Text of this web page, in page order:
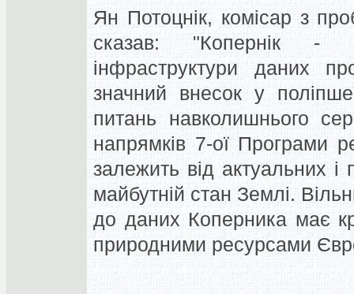
Ян Потоцнік, комісар з
сказав: "Копернік -
інфраструктури даних
значний внесок у
питань навколишнього
напрямків 7-ої Програми
залежить від актуальних і
майбутній стан Землі.
до даних Коперника має
природними ресурсами